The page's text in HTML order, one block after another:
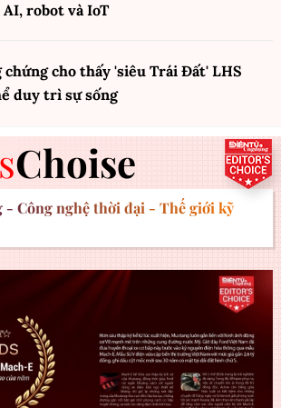
robot và IoT
chứng cho thấy 'siêu Trái Đất' LHS
duy trì sự sống
Choise
Công nghệ thời đại - Thế giới kỹ